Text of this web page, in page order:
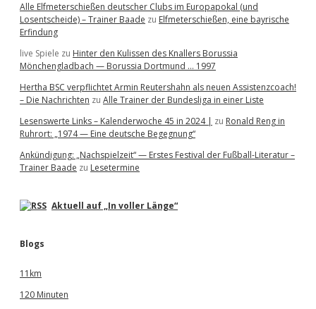
Alle Elfmeterschießen deutscher Clubs im Europapokal (und
Losentscheide) – Trainer Baade zu Elfmeterschießen, eine bayrische
Erfindung
live Spiele zu Hinter den Kulissen des Knallers Borussia
Mönchengladbach — Borussia Dortmund … 1997
Hertha BSC verpflichtet Armin Reutershahn als neuen Assistenzcoach!
– Die Nachrichten zu Alle Trainer der Bundesliga in einer Liste
Lesenswerte Links – Kalenderwoche 45 in 2024 | zu Ronald Reng in
Ruhrort: „1974 — Eine deutsche Begegnung“
Ankündigung: „Nachspielzeit“ — Erstes Festival der Fußball-Literatur –
Trainer Baade zu Lesetermine
Aktuell auf „In voller Länge“
Blogs
11km
120 Minuten